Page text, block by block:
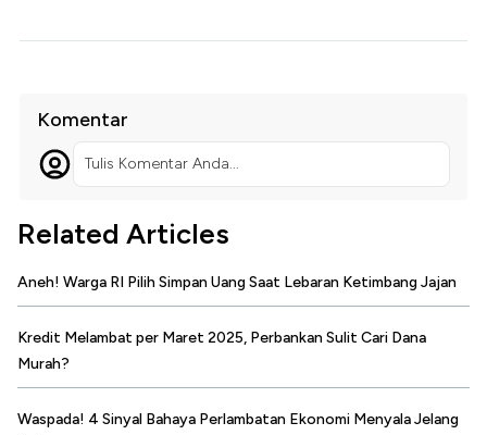
Komentar
Tulis Komentar Anda...
Related Articles
Aneh! Warga RI Pilih Simpan Uang Saat Lebaran Ketimbang Jajan
Kredit Melambat per Maret 2025, Perbankan Sulit Cari Dana
Murah?
Waspada! 4 Sinyal Bahaya Perlambatan Ekonomi Menyala Jelang